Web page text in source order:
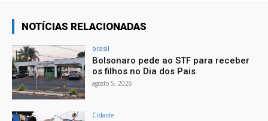
NOTÍCIAS RELACIONADAS
brasil
Bolsonaro pede ao STF para receber
os filhos no Dia dos Pais
agosto 5, 2026
Cidade